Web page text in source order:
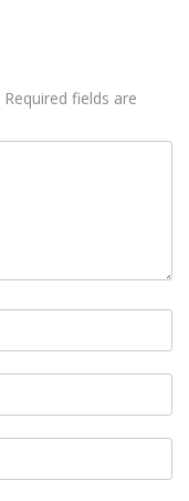
Required fields are